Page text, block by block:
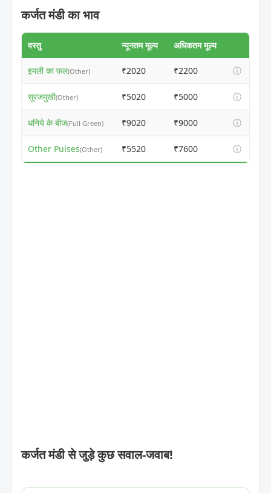
कर्जत मंडी का भाव
वस्तु न्यूनतम मूल्य अधिकतम मूल्य
इमली का फल(Other) ₹2020 ₹2200 ⓘ
सूरजमुखी(Other) ₹5020 ₹5000 ⓘ
धनिये के बीज(Full Green) ₹9020 ₹9000 ⓘ
Other Pulses(Other) ₹5520 ₹7600 ⓘ
कर्जत मंडी से जुड़े कुछ सवाल-जवाब!